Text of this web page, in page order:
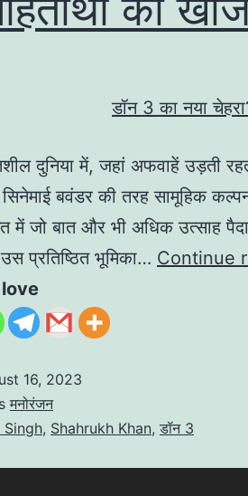
दुनिया में, जहां अफवाहें उड़ती
बवंडर की तरह सामूहिक
में जो बात और भी अधिक उत्साह
प्रतिष्ठित भूमिका… Continue
16, 2023
मनोरंजन
Singh, Shahrukh Khan, डॉन 3